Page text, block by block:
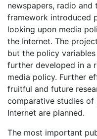
newspapers, radio
framework introduced
looking upon media
the Internet. The
but the policy
further developed in a
media policy. Further
fruitful and future
comparative studies
Internet are planned.
The most important